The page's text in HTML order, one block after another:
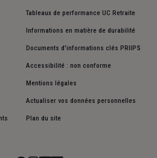
Tableaux de performance UC Retraite
Informations en matière de durabilité
Documents d'informations clés PRIIPS
Accessibilité : non conforme
Mentions légales
Actualiser vos données personnelles
Plan du site